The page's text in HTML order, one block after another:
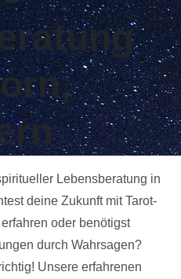
Lebensberatung in
deine Zukunft mit Tarot-
oder benötigst
durch Wahrsagen?
Unsere erfahrenen